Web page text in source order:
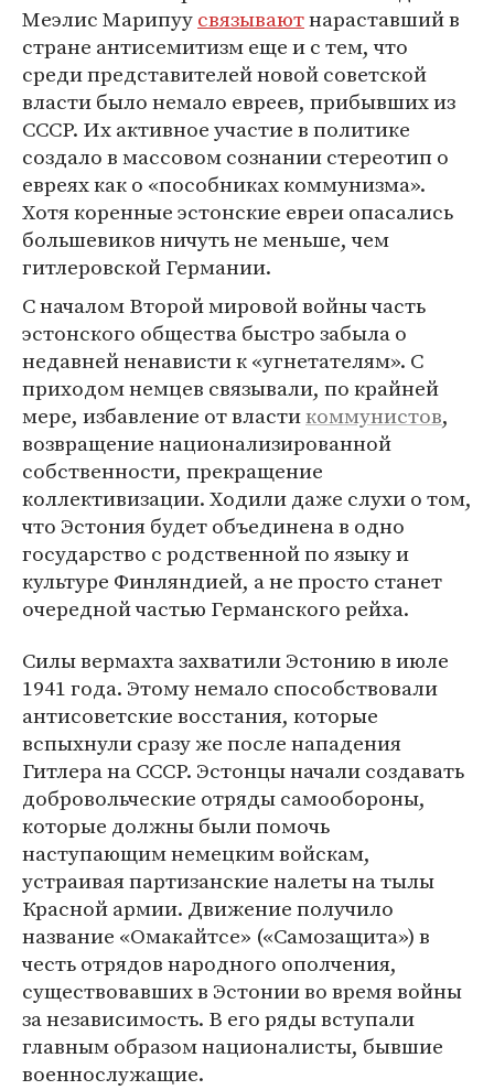
Меэлис Марипуусвязываютнараставший в
стране антисемитизм еще и с тем, что
среди представителей новой советской
власти было немало евреев, прибывших из
СССР. Их активное участие в политике
создало в массовом сознании стереотип о
евреях как о «пособниках коммунизма».
Хотя коренные эстонские евреи опасались
большевиков ничуть не меньше, чем
гитлеровской Германии.
С началом Второй мировой войны часть
эстонского общества быстро забыла о
недавней ненависти к «угнетателям». С
приходом немцев связывали, по крайней
мере, избавление от властикоммунистов,
возвращение национализированной
собственности, прекращение
коллективизации. Ходили даже слухи о том,
что Эстония будет объединена в одно
государство с родственной по языку и
культуре Финляндией, а не просто станет
очередной частью Германского рейха.
Силы вермахта захватили Эстонию в июле
1941 года. Этому немало способствовали
антисоветские восстания, которые
вспыхнули сразу же после нападения
Гитлера на СССР. Эстонцы начали создавать
добровольческие отряды самообороны,
которые должны были помочь
наступающим немецким войскам,
устраивая партизанские налеты на тылы
Красной армии. Движение получило
название «Омакайтсе» («Самозащита») в
честь отрядов народного ополчения,
существовавших в Эстонии во время войны
за независимость. В его ряды вступали
главным образом националисты, бывшие
военнослужащие.